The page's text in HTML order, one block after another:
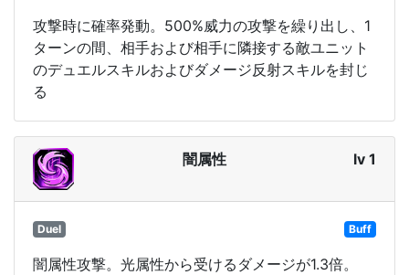
攻撃時に確率発動。500%威力の攻撃を繰り出し、1
ターンの間、相手および相手に隣接する敵ユニット
のデュエルスキルおよびダメージ反射スキルを封じ
る
闇属性 lv 1
Duel Buff
闇属性攻撃。光属性から受けるダメージが1.3倍。